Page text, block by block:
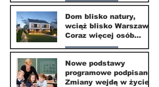
Nasze miasto
24 mar
Dom blisko natury,
wciąż blisko Warszawy.
Coraz więcej osób
wybiera ten kierunek
Nasze miasto
20 mar
Nowe podstawy
programowe podpisane.
Zmiany wejdą w życie